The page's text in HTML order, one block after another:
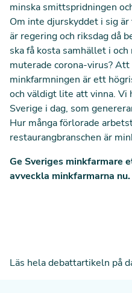
minska smittspridningen
Om inte djurskyddet i sig
är regering och riksdag då
ska få kosta samhället i
muterade corona-virus?
minkfarmningen är ett
och väldigt lite att vinna. Vi
Sverige i dag, som
Hur många förlorade
restaurangbranschen är
Ge Sveriges minkfarmare
avveckla minkfarmarna
Läs hela debattartikeln på